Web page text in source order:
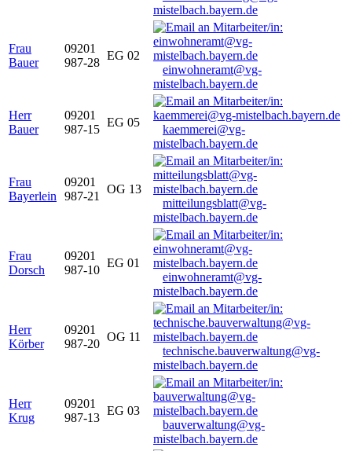
mistelbach.bayern.de
Frau
Bauer
09201
987-28
EG 02
einwohneramt@vg-
mistelbach.bayern.de
Herr
Bauer
09201
987-15
EG 05
kaemmerei@vg-
mistelbach.bayern.de
Frau
Bayerlein
09201
987-21
OG 13
mitteilungsblatt@vg-
mistelbach.bayern.de
Frau
Dorsch
09201
987-10
EG 01
einwohneramt@vg-
mistelbach.bayern.de
Herr
Körber
09201
987-20
OG 11
technische.bauverwaltung@vg-
mistelbach.bayern.de
Herr
Krug
09201
987-13
EG 03
bauverwaltung@vg-
mistelbach.bayern.de